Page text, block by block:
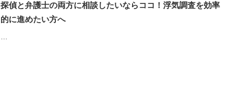
探偵と弁護士の両方に相談したいならココ！浮気調査を効率
的に進めたい方へ